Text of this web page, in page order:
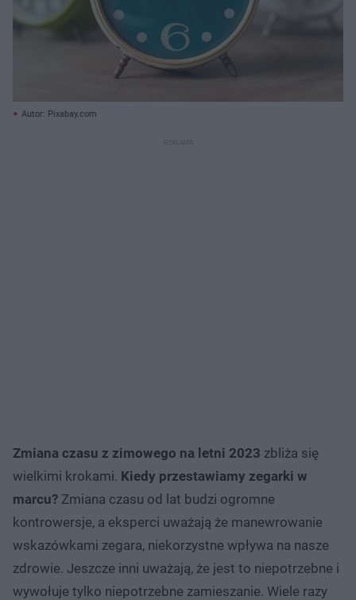
Autor: Pixabay.com
Zmiana czasu z zimowego na letni 2023 zbliża się
wielkimi krokami. Kiedy przestawiamy zegarki w
marcu? Zmiana czasu od lat budzi ogromne
kontrowersje, a eksperci uważają że manewrowanie
wskazówkami zegara, niekorzystne wpływa na nasze
zdrowie. Jeszcze inni uważają, że jest to niepotrzebne i
wywołuje tylko niepotrzebne zamieszanie. Wiele razy